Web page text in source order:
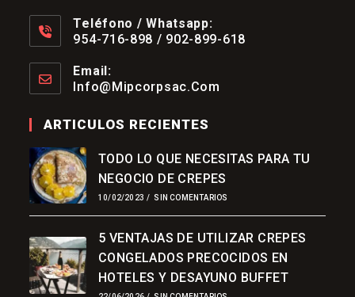
Teléfono / Whatsapp:
954-716-898 / 902-899-618
Abre
En
Tu
Email:
Info@mipcorpsac.com
ARTICULOS RECIENTES
TODO LO QUE NECESITAS PARA TU
NEGOCIO DE CREPES
10/02/2023 / SIN COMENTARIOS
5 VENTAJAS DE UTILIZAR CREPES
CONGELADOS PRECOCIDOS EN
HOTELES Y DESAYUNO BUFFET